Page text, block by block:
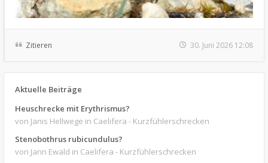
Zitieren 30. Juni 2026 12:08
Aktuelle Beiträge
Heuschrecke mit Erythrismus?
von Janis Hellwege in Caelifera - Kurzfühlerschrecken
Stenobothrus rubicundulus?
von Jann Ewald in Caelifera - Kurzfühlerschrecken